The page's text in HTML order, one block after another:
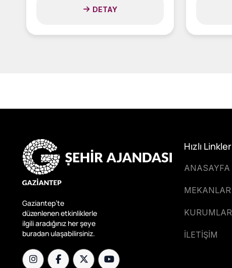
DETAY
Gaziantep’te
düzenlenen etkinliklerle
ilgili aradığınız her şeye
buradan ulaşabilirsiniz.
Hızlı Linkler
ANASAYFA
MEKANLAR
KURUMLAR
İLETİŞİM